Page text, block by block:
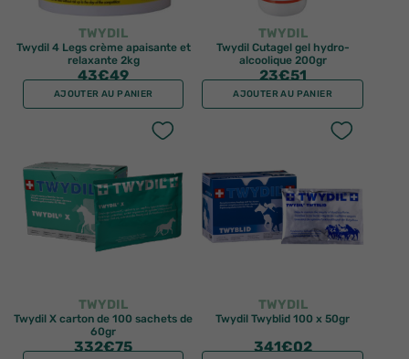
TWYDIL
Twydil 4 Legs crème apaisante et
relaxante 2kg
43€49
AJOUTER AU PANIER
TWYDIL
Twydil Cutagel gel hydro-
alcoolique 200gr
23€51
AJOUTER AU PANIER
TWYDIL
Twydil X carton de 100 sachets de
60gr
332€75
TWYDIL
Twydil Twyblid 100 x 50gr
341€02